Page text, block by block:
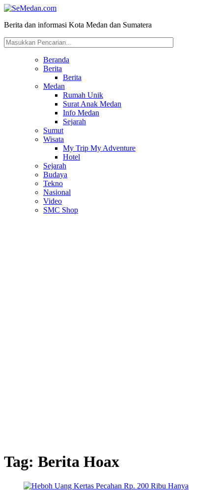
Berita dan informasi Kota Medan dan Sumatera
Beranda
Berita
Berita
Medan
Rumah Unik
Surat Anak Medan
Info Medan
Sejarah
Sumut
Wisata
My Trip My Adventure
Hotel
Sejarah
Budaya
Tekno
Nasional
Video
SMC Shop
Tag: Berita Hoax